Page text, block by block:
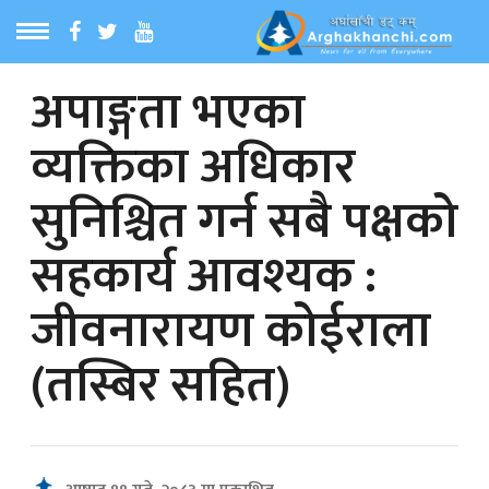
MENU
समाचार
समाचार
अपाङ्गता भएका
व्यक्तिका अधिकार
सुनिश्चित गर्न सबै पक्षको
सहकार्य आवश्यक :
जीवनारायण कोईराला
(तस्बिर सहित)